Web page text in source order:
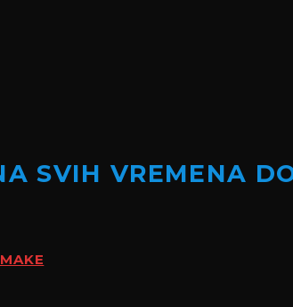
SVIH VREMENA